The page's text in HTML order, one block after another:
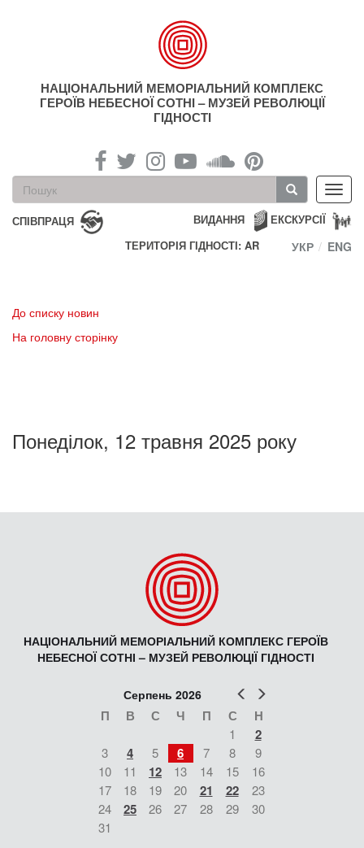
НАЦІОНАЛЬНИЙ МЕМОРІАЛЬНИЙ КОМПЛЕКС
ГЕРОЇВ НЕБЕСНОЇ СОТНІ – МУЗЕЙ РЕВОЛЮЦІЇ
ГІДНОСТІ
Пошукова
форма
Пошук
СПІВПРАЦЯ ЕКСКУРСІЇ
ВИДАННЯ
ТЕРИТОРІЯ ГІДНОСТІ: AR
УКР ENG
До списку новин
На головну сторінку
Понеділок, 12 травня 2025 року
НАЦІОНАЛЬНИЙ МЕМОРІАЛЬНИЙ КОМПЛЕКС ГЕРОЇВ
НЕБЕСНОЇ СОТНІ – МУЗЕЙ РЕВОЛЮЦІЇ ГІДНОСТІ
Попер
Серпень 2026
П В С Ч П С Н
1 2
3 4 5 6 7 8
9
10
11 12 13 14 15
16
17
18 19 20 21 22
23
24
25 26 27 28 29
30
31